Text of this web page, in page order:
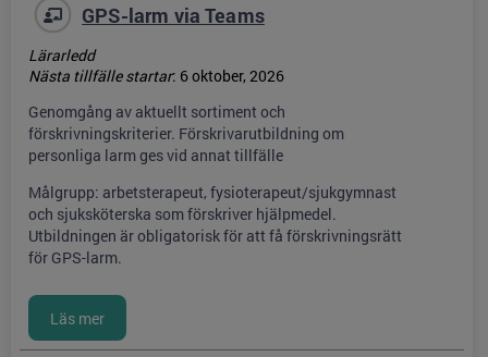
GPS-larm via Teams
Lärarledd
Nästa tillfälle startar: 6 oktober, 2026
Genomgång av aktuellt sortiment och
förskrivningskriterier. Förskrivarutbildning om
personliga larm ges vid annat tillfälle
Målgrupp: arbetsterapeut, fysioterapeut/sjukgymnast
och sjuksköterska som förskriver hjälpmedel.
Utbildningen är obligatorisk för att få förskrivningsrätt
för GPS-larm.